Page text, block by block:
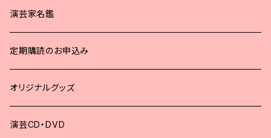
2024年
2023年
2022年
2021年
演芸家名鑑
定期購読のお申込み
オリジナルグッズ
演芸CD・DVD